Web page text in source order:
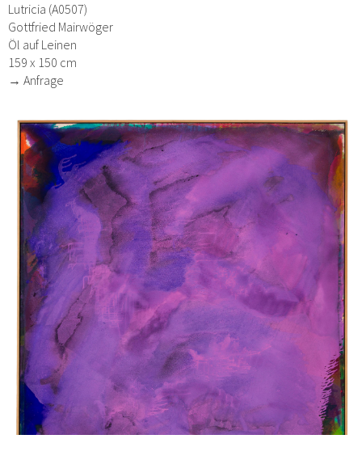
Lutricia (A0507)
Gottfried Mairwöger
Öl auf Leinen
159 x 150 cm
→ Anfrage